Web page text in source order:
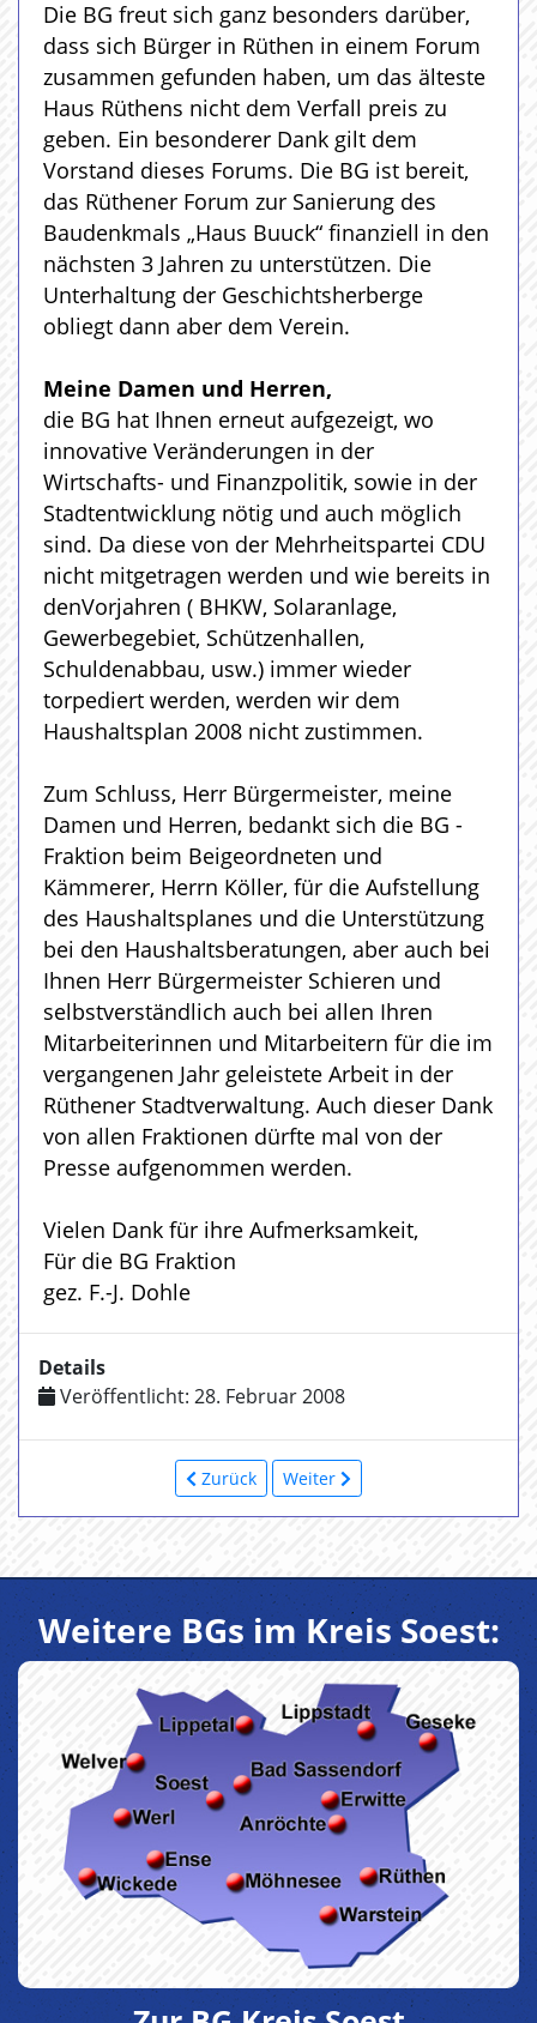
Die BG freut sich ganz besonders darüber,
dass sich Bürger in Rüthen in einem Forum
zusammen gefunden haben, um das älteste
Haus Rüthens nicht dem Verfall preis zu
geben. Ein besonderer Dank gilt dem
Vorstand dieses Forums. Die BG ist bereit,
das Rüthener Forum zur Sanierung des
Baudenkmals „Haus Buuck“ finanziell in den
nächsten 3 Jahren zu unterstützen. Die
Unterhaltung der Geschichtsherberge
obliegt dann aber dem Verein.
Meine Damen und Herren,
die BG hat Ihnen erneut aufgezeigt, wo
innovative Veränderungen in der
Wirtschafts- und Finanzpolitik, sowie in der
Stadtentwicklung nötig und auch möglich
sind. Da diese von der Mehrheitspartei CDU
nicht mitgetragen werden und wie bereits in
denVorjahren ( BHKW, Solaranlage,
Gewerbegebiet, Schützenhallen,
Schuldenabbau, usw.) immer wieder
torpediert werden, werden wir dem
Haushaltsplan 2008 nicht zustimmen.
Zum Schluss, Herr Bürgermeister, meine
Damen und Herren, bedankt sich die BG -
Fraktion beim Beigeordneten und
Kämmerer, Herrn Köller, für die Aufstellung
des Haushaltsplanes und die Unterstützung
bei den Haushaltsberatungen, aber auch bei
Ihnen Herr Bürgermeister Schieren und
selbstverständlich auch bei allen Ihren
Mitarbeiterinnen und Mitarbeitern für die im
vergangenen Jahr geleistete Arbeit in der
Rüthener Stadtverwaltung. Auch dieser Dank
von allen Fraktionen dürfte mal von der
Presse aufgenommen werden.
Vielen Dank für ihre Aufmerksamkeit,
Für die BG Fraktion
gez. F.-J. Dohle
Details
Veröffentlicht: 28. Februar 2008
Zurück Weiter
Weitere BGs im Kreis Soest: